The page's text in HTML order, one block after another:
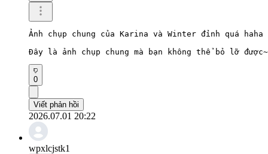
Ảnh chụp chung của Karina và Winter đỉnh quá haha
Đây là ảnh chụp chung mà bạn không thể bỏ lỡ được~
0
Viết phản hồi
2026.07.01 20:22
wpxlcjstk1